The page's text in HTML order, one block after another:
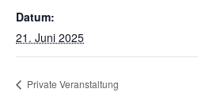
Datum:
21. Juni 2025
Private Veranstaltung